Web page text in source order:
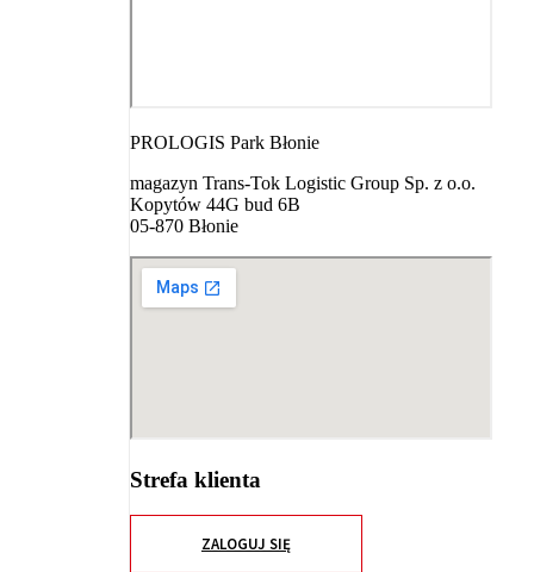
PROLOGIS Park Błonie
magazyn Trans-Tok Logistic Group Sp. z o.o.
Kopytów 44G bud 6B
05-870 Błonie
Strefa klienta
ZALOGUJ SIĘ